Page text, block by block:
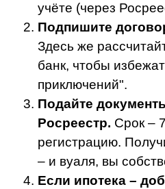
учёте (через
Подпишите
Здесь же
банк, чтобы
приключений".
Подайте
Росреестр. Срок –
регистрацию.
– и вуаля, вы
Если ипотека –